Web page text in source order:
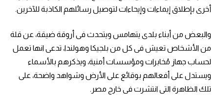
أخرى بإطلاق إيماءات وإيحاءات لتوصيل رسائلهم الكاذبة للآخرين.
والبعض من أبناء بلدى يتهامس ويتحدث فى أروقة ضيقة، عن قلة
من الأشخاص تعيش فى كل من بلجيكا وهولندا، تدعى انها تعمل
لحساب جهاز مُخابرات ومؤسسات أمنية، ويذكرهم بالأسماء
ويستدل على أفعالهم بوقائع على الأرض وشواهد واضحة، على
تلك الظاهرة التى انتشرت فى خارج مصر.